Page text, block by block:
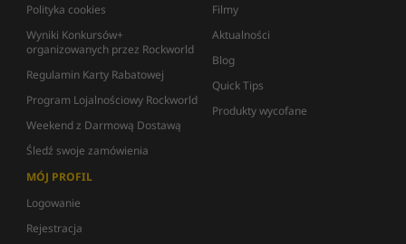
Polityka cookies
Wyniki Konkursów+
organizowanych przez Rockworld
Regulamin Karty Rabatowej
Program Lojalnościowy Rockworld
Weekend z Darmową Dostawą
Śledź swoje zamówienia
Filmy
Aktualności
Blog
Quick Tips
Produkty wycofane
MÓJ PROFIL
Logowanie
Rejestracja